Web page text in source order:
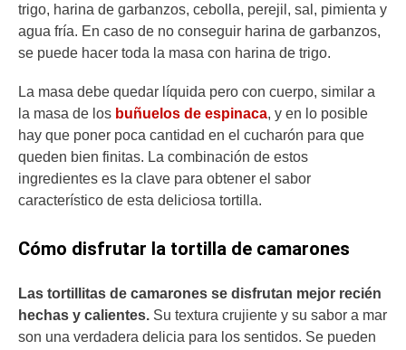
trigo, harina de garbanzos, cebolla, perejil, sal, pimienta y
agua fría. En caso de no conseguir harina de garbanzos,
se puede hacer toda la masa con harina de trigo.
La masa debe quedar líquida pero con cuerpo, similar a
la masa de los buñuelos de espinaca, y en lo posible
hay que poner poca cantidad en el cucharón para que
queden bien finitas. La combinación de estos
ingredientes es la clave para obtener el sabor
característico de esta deliciosa tortilla.
Cómo disfrutar la tortilla de camarones
Las tortillitas de camarones se disfrutan mejor recién
hechas y calientes. Su textura crujiente y su sabor a mar
son una verdadera delicia para los sentidos. Se pueden